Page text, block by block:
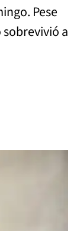
Pese
a